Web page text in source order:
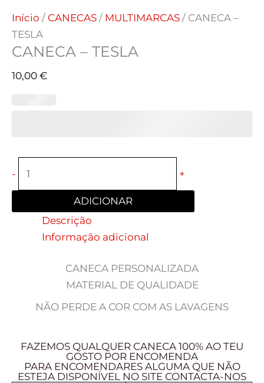
Início / CANECAS / MULTIMARCAS / CANECA –
TESLA
CANECA – TESLA
10,00 €
- +
ADICIONAR
Descrição
Informação adicional
CANECA PERSONALIZADA
MATERIAL DE QUALIDADE
NÃO PERDE A COR COM AS LAVAGENS
FAZEMOS QUALQUER CANECA 100% AO TEU
GOSTO POR ENCOMENDA
PARA ENCOMENDARES ALGUMA QUE NÃO
ESTEJA DISPONÍVEL NO SITE CONTACTA-NOS